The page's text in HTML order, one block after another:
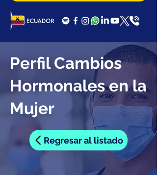
Perfil Cambios
Hormonales en la
Mujer
Regresar al listado